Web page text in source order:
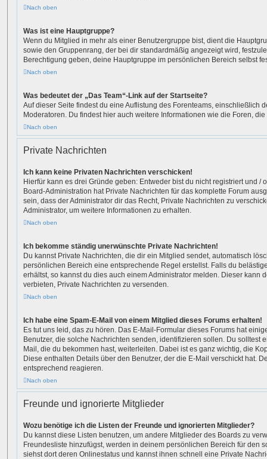
Nach oben
Was ist eine Hauptgruppe?
Wenn du Mitglied in mehr als einer Benutzergruppe bist, dient die
sowie den Gruppenrang, der bei dir standardmäßig angezeigt wird,
Berechtigung geben, deine Hauptgruppe im persönlichen Bereich selbst
Nach oben
Was bedeutet der „Das Team“-Link auf der Startseite?
Auf dieser Seite findest du eine Auflistung des Forenteams, einschließlich
Moderatoren. Du findest hier auch weitere Informationen wie die Foren,
Nach oben
Private Nachrichten
Ich kann keine Privaten Nachrichten verschicken!
Hierfür kann es drei Gründe geben: Entweder bist du nicht registriert und /
Board-Administration hat Private Nachrichten für das komplette Forum
sein, dass der Administrator dir das Recht, Private Nachrichten zu
Administrator, um weitere Informationen zu erhalten.
Nach oben
Ich bekomme ständig unerwünschte Private Nachrichten!
Du kannst Private Nachrichten, die dir ein Mitglied sendet, automatisch
persönlichen Bereich eine entsprechende Regel erstellst. Falls du
erhältst, so kannst du dies auch einem Administrator melden. Dieser kann
verbieten, Private Nachrichten zu versenden.
Nach oben
Ich habe eine Spam-E-Mail von einem Mitglied dieses Forums erhalten!
Es tut uns leid, das zu hören. Das E-Mail-Formular dieses Forums hat
Benutzer, die solche Nachrichten senden, identifizieren sollen. Du solltest
Mail, die du bekommen hast, weiterleiten. Dabei ist es ganz wichtig, die
Diese enthalten Details über den Benutzer, der die E-Mail verschickt hat.
entsprechend reagieren.
Nach oben
Freunde und ignorierte Mitglieder
Wozu benötige ich die Listen der Freunde und ignorierten Mitglieder?
Du kannst diese Listen benutzen, um andere Mitglieder des Boards zu
Freundesliste hinzufügst, werden in deinem persönlichen Bereich für den
siehst dort deren Onlinestatus und kannst ihnen schnell eine Private